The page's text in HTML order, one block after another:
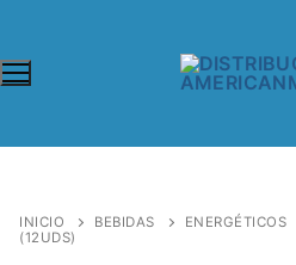
INICIO BEBIDAS ENERGÉTICOS
(12UDS)